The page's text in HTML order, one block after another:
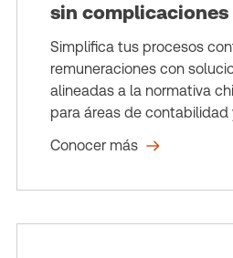
sin complicaciones
Simplifica tus procesos
remuneraciones con
alineadas a la normativa
para áreas de contabilidad
Conocer más